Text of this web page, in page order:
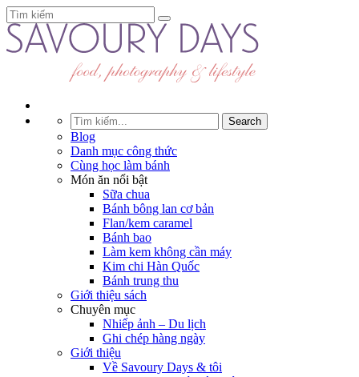
Blog
Danh mục công thức
Cùng học làm bánh
Món ăn nổi bật
Sữa chua
Bánh bông lan cơ bản
Flan/kem caramel
Bánh bao
Làm kem không cần máy
Kim chi Hàn Quốc
Bánh trung thu
Giới thiệu sách
Chuyên mục
Nhiếp ảnh – Du lịch
Ghi chép hàng ngày
Giới thiệu
Về Savoury Days & tôi